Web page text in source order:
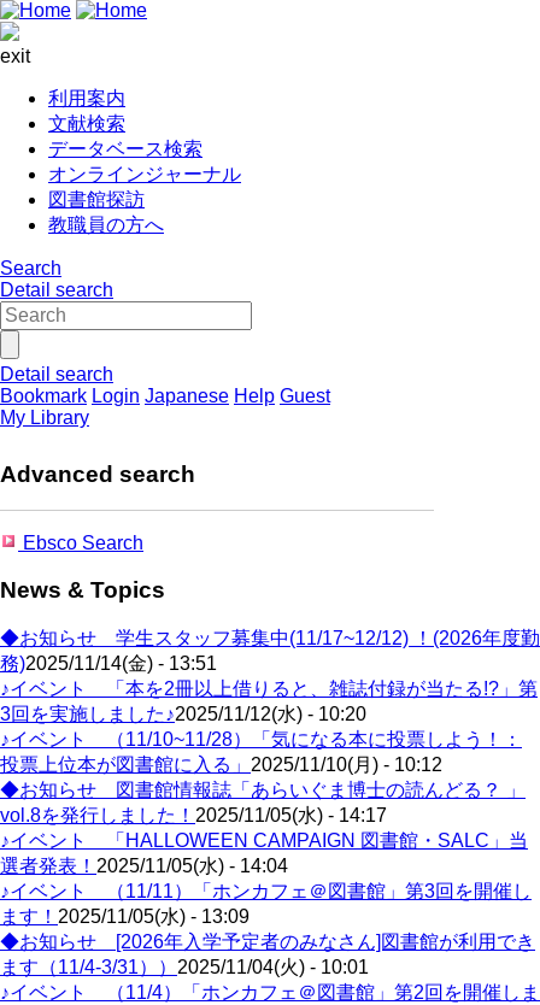
exit
利用案内
文献検索
データベース検索
オンラインジャーナル
図書館探訪
教職員の方へ
Search
Detail search
Detail search
Bookmark Login Japanese Help Guest
My Library
Advanced search
Ebsco Search
News & Topics
◆お知らせ 学生スタッフ募集中(11/17~12/12) ！(2026年度勤
務)2025/11/14(金) - 13:51
♪イベント 「本を2冊以上借りると、雑誌付録が当たる!?」第
3回を実施しました♪2025/11/12(水) - 10:20
♪イベント （11/10~11/28）「気になる本に投票しよう！：
投票上位本が図書館に入る」 2025/11/10(月) - 10:12
◆お知らせ 図書館情報誌「あらいぐま博士の読んどる？ 」
vol.8を発行しました！ 2025/11/05(水) - 14:17
♪イベント 「HALLOWEEN CAMPAIGN 図書館・SALC」当
選者発表！ 2025/11/05(水) - 14:04
♪イベント （11/11）「ホンカフェ＠図書館」第3回を開催し
ます！ 2025/11/05(水) - 13:09
◆お知らせ [2026年入学予定者のみなさん]図書館が利用でき
ます（11/4-3/31）） 2025/11/04(火) - 10:01
♪イベント （11/4）「ホンカフェ＠図書館」第2回を開催しま